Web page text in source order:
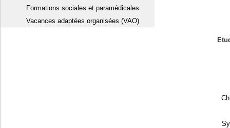
Formations sociales et paramédicales
Vacances adaptées organisées (VAO)